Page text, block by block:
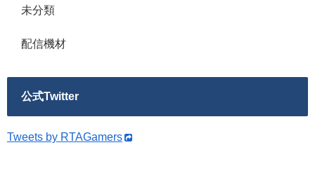
未分類
配信機材
公式Twitter
Tweets by RTAGamers